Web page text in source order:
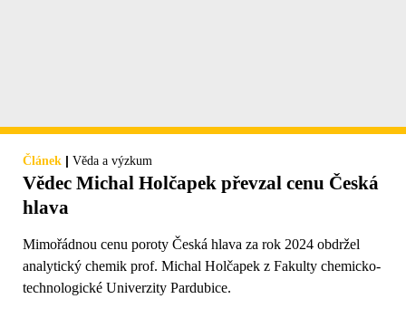
Článek | Věda a výzkum
Vědec Michal Holčapek převzal cenu Česká
hlava
Mimořádnou cenu poroty Česká hlava za rok 2024 obdržel
analytický chemik prof. Michal Holčapek z Fakulty chemicko-
technologické Univerzity Pardubice.